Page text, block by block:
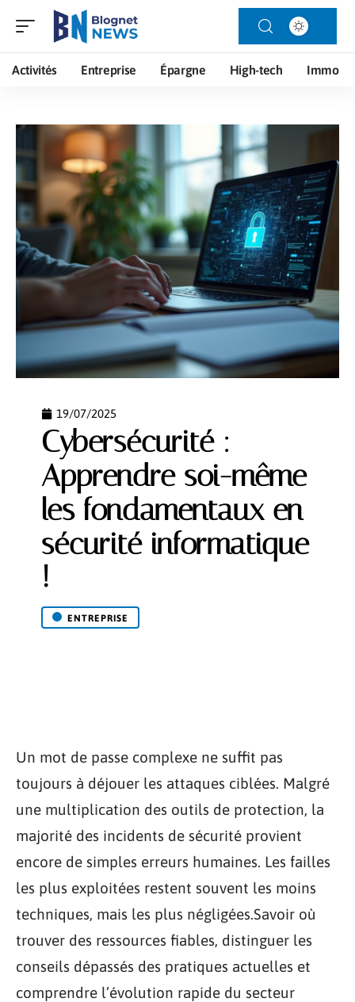
Activités Entreprise Épargne High-tech Immo
19/07/2025
Cybersécurité :
Apprendre soi-même
les fondamentaux en
sécurité informatique
!
ENTREPRISE
Un mot de passe complexe ne suffit pas
toujours à déjouer les attaques ciblées. Malgré
une multiplication des outils de protection, la
majorité des incidents de sécurité provient
encore de simples erreurs humaines. Les failles
les plus exploitées restent souvent les moins
techniques, mais les plus négligées.Savoir où
trouver des ressources fiables, distinguer les
conseils dépassés des pratiques actuelles et
comprendre l’évolution rapide du secteur